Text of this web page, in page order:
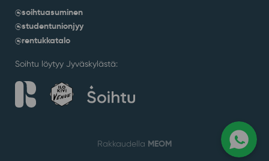
@soihtuasuminen
@studentunionjyy
@rentukkatalo
Soihtu löytyy Jyväskylästä:
Rakkaudella MEOM